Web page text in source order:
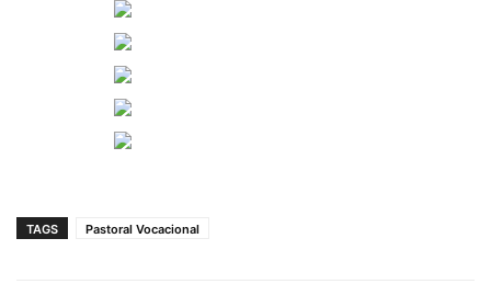
TAGS Pastoral Vocacional